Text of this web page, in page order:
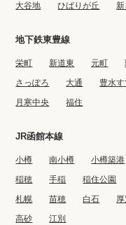
大谷地
ひばりが丘
地下鉄東豊線
栄町 新道東 元町
さっぽろ
大通 豊水
月寒中央
福住
JR函館本線
小樽 南小樽 小樽築港
稲穂
手稲 稲住公園
札幌
苗穂 白石 厚
高砂
江別